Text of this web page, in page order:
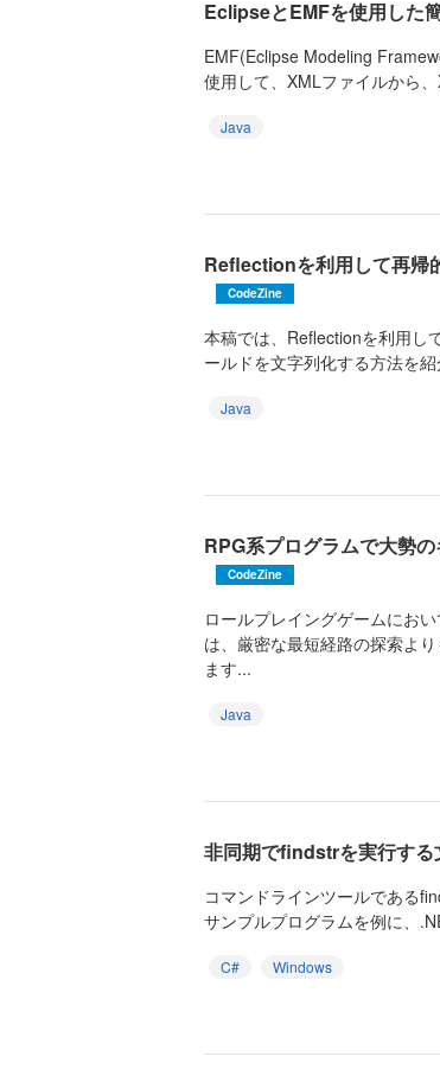
EclipseとEMFを使用した
EMF(Eclipse Modeling
使用して、XMLファイルから
Java
Reflectionを利用して再帰
CodeZine
本稿では、Reflectionを利用し
ールドを文字列化する方法を
Java
RPG系プログラムで大勢
CodeZine
ロールプレイングゲームにお
は、厳密な最短経路の探索よ
ます...
Java
非同期でfindstrを実行する
コマンドラインツールである
サンプルプログラムを例に、
C#
Windows